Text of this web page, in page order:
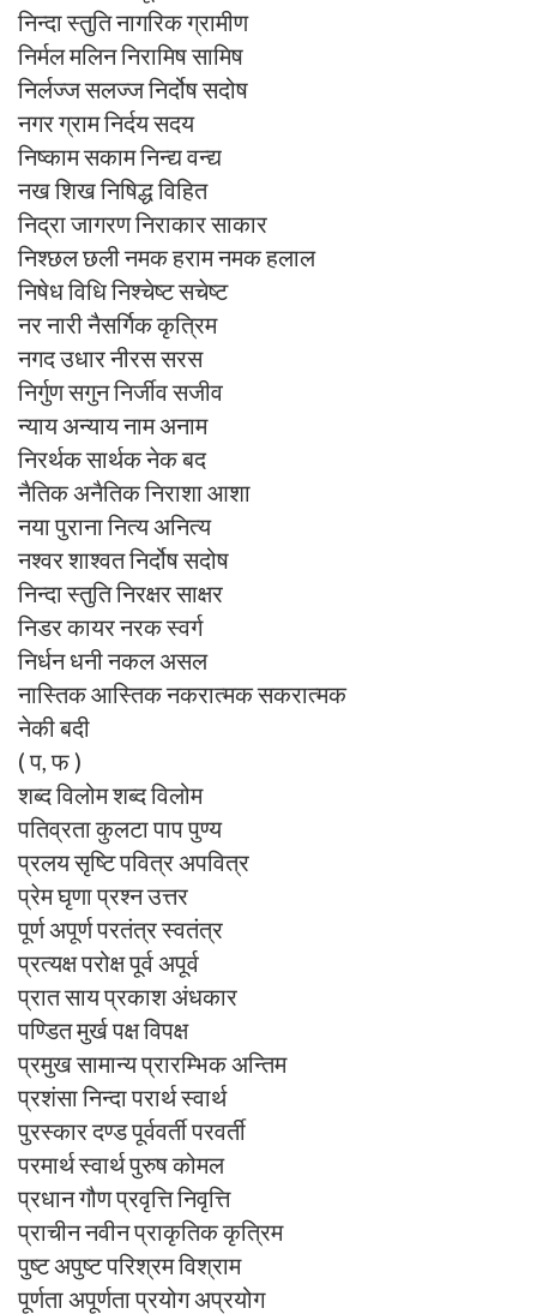
निन्दा स्तुति नागरिक ग्रामीण
निर्मल मलिन निरामिष सामिष
निर्लज्ज सलज्ज निर्दोष सदोष
नगर ग्राम निर्दय सदय
निष्काम सकाम निन्द्य वन्द्य
नख शिख निषिद्ध विहित
निद्रा जागरण निराकार साकार
निश्छल छली नमक हराम नमक हलाल
निषेध विधि निश्चेष्ट सचेष्ट
नर नारी नैसर्गिक कृत्रिम
नगद उधार नीरस सरस
निर्गुण सगुन निर्जीव सजीव
न्याय अन्याय नाम अनाम
निरर्थक सार्थक नेक बद
नैतिक अनैतिक निराशा आशा
नया पुराना नित्य अनित्य
नश्वर शाश्वत निर्दोष सदोष
निन्दा स्तुति निरक्षर साक्षर
निडर कायर नरक स्वर्ग
निर्धन धनी नकल असल
नास्तिक आस्तिक नकरात्मक सकरात्मक
नेकी बदी
( प, फ )
शब्द विलोम शब्द विलोम
पतिव्रता कुलटा पाप पुण्य
प्रलय सृष्टि पवित्र अपवित्र
प्रेम घृणा प्रश्न उत्तर
पूर्ण अपूर्ण परतंत्र स्वतंत्र
प्रत्यक्ष परोक्ष पूर्व अपूर्व
प्रात साय प्रकाश अंधकार
पण्डित मुर्ख पक्ष विपक्ष
प्रमुख सामान्य प्रारम्भिक अन्तिम
प्रशंसा निन्दा परार्थ स्वार्थ
पुरस्कार दण्ड पूर्ववर्ती परवर्ती
परमार्थ स्वार्थ पुरुष कोमल
प्रधान गौण प्रवृत्ति निवृत्ति
प्राचीन नवीन प्राकृतिक कृत्रिम
पुष्ट अपुष्ट परिश्रम विश्राम
पूर्णता अपूर्णता प्रयोग अप्रयोग